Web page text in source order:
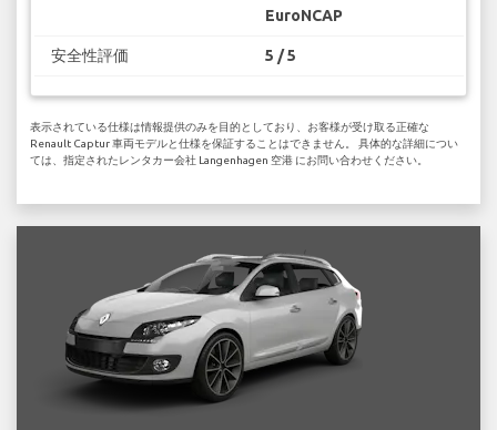
EuroNCAP
安全性評価 5 / 5
表示されている仕様は情報提供のみを目的としており、お客様が受け取る正確な
Renault Captur 車両モデルと仕様を保証することはできません。 具体的な詳細につい
ては、指定されたレンタカー会社 Langenhagen 空港 にお問い合わせください。